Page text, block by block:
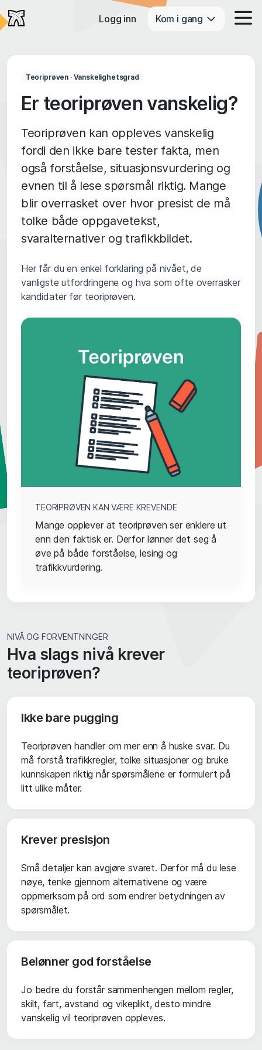
Logg inn Kom i gang
Teoriprøven · Vanskelighetsgrad
Er teoriprøven vanskelig?
Teoriprøven kan oppleves vanskelig
fordi den ikke bare tester fakta, men
også forståelse, situasjonsvurdering og
evnen til å lese spørsmål riktig. Mange
blir overrasket over hvor presist de må
tolke både oppgavetekst,
svaralternativer og trafikkbildet.
Her får du en enkel forklaring på nivået, de
vanligste utfordringene og hva som ofte overrasker
kandidater før teoriprøven.
TEORIPRØVEN KAN VÆRE KREVENDE
Mange opplever at teoriprøven ser enklere ut
enn den faktisk er. Derfor lønner det seg å
øve på både forståelse, lesing og
trafikkvurdering.
NIVÅ OG FORVENTNINGER
Hva slags nivå krever
teoriprøven?
Ikke bare pugging
Teoriprøven handler om mer enn å huske svar. Du
må forstå trafikkregler, tolke situasjoner og bruke
kunnskapen riktig når spørsmålene er formulert på
litt ulike måter.
Krever presisjon
Små detaljer kan avgjøre svaret. Derfor må du lese
nøye, tenke gjennom alternativene og være
oppmerksom på ord som endrer betydningen av
spørsmålet.
Belønner god forståelse
Jo bedre du forstår sammenhengen mellom regler,
skilt, fart, avstand og vikeplikt, desto mindre
vanskelig vil teoriprøven oppleves.